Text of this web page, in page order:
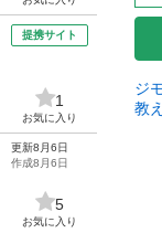
提携サイト
1
お気に入り
更新8月6日
作成8月6日
5
お気に入り
ジ
教